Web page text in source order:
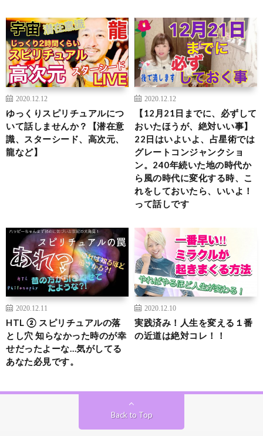
2020.12.12
ゆっくりスピリチュアルにつ
いて話しませんか？【潜在意
識、スターシード、高次元、
龍など】
2020.12.12
【12月21日までに、必ずして
おいたほうが、絶対いい事】
22日はいよいよ、占星術では
グレートコンジャンクショ
ン。240年続いた地の時代か
ら風の時代に変化する時、こ
れをしておいたら、いいよ！
って話しです
2020.12.11
HTL ② スピリチュアルの落
とし穴 知らなかった時のが幸
せだったよーな…気がしてる
あなた必見です。
2020.12.10
実践済み！人生を変える１番
の近道は絶対コレ！！
Back to Top